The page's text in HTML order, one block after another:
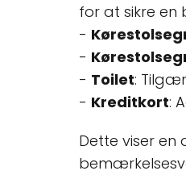
for at sikre en
-
-
- Toilet:
- Kreditkort:
Dette viser